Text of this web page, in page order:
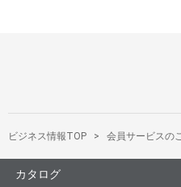
ビジネス情報TOP 会員サービスの
カタログ